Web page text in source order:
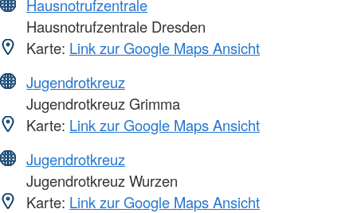
Hausnotrufzentrale
Hausnotrufzentrale Dresden
Karte: Link zur Google Maps Ansicht
Jugendrotkreuz
Jugendrotkreuz Grimma
Karte: Link zur Google Maps Ansicht
Jugendrotkreuz
Jugendrotkreuz Wurzen
Karte: Link zur Google Maps Ansicht